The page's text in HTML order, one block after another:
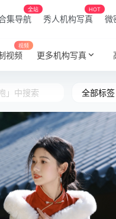
集导航
全站
秀人机构写真
HOT
微
视频
视频
更多机构写真
全部标签